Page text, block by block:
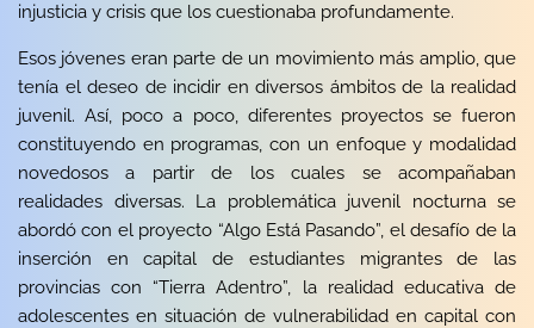
injusticia y crisis que los cuestionaba profundamente.
Esos jóvenes eran parte de un movimiento más amplio, que
tenía el deseo de incidir en diversos ámbitos de la realidad
juvenil. Así, poco a poco, diferentes proyectos se fueron
constituyendo en programas, con un enfoque y modalidad
novedosos a partir de los cuales se acompañaban
realidades diversas. La problemática juvenil nocturna se
abordó con el proyecto “Algo Está Pasando”, el desafío de la
inserción en capital de estudiantes migrantes de las
provincias con “Tierra Adentro”, la realidad educativa de
adolescentes en situación de vulnerabilidad en capital con